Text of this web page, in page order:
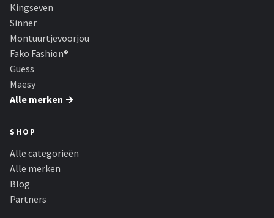
Kingseven
Sinner
Montuurtjevoorjou
Fako Fashion®
Guess
Maesy
Alle merken →
SHOP
Alle categorieën
Alle merken
Blog
Partners